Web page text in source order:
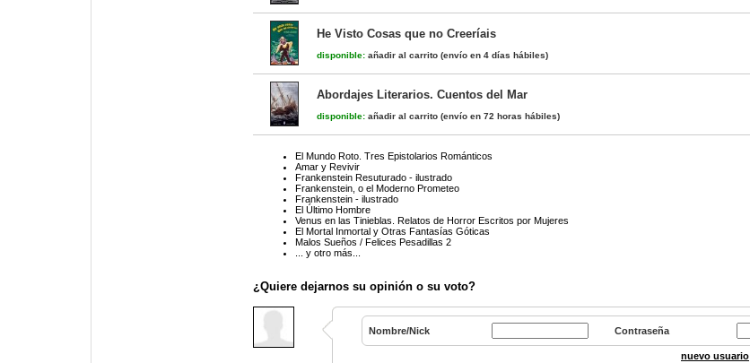
He Visto Cosas que no Creeríais
disponible: añadir al carrito (envío en 4 días hábiles)
Abordajes Literarios. Cuentos del Mar
disponible: añadir al carrito (envío en 72 horas hábiles)
El Mundo Roto. Tres Epistolarios Románticos
Amar y Revivir
Frankenstein Resuturado - ilustrado
Frankenstein, o el Moderno Prometeo
Frankenstein - ilustrado
El Último Hombre
Venus en las Tinieblas. Relatos de Horror Escritos por Mujeres
El Mortal Inmortal y Otras Fantasías Góticas
Malos Sueños / Felices Pesadillas 2
... y otro más...
¿Quiere dejarnos su opinión o su voto?
Nombre/Nick Contraseña
nuevo usuario